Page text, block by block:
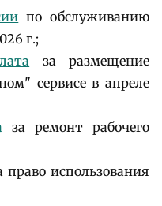
по обслуживанию
г.;
за размещение
сервисе в апреле
за ремонт рабочего
право использования